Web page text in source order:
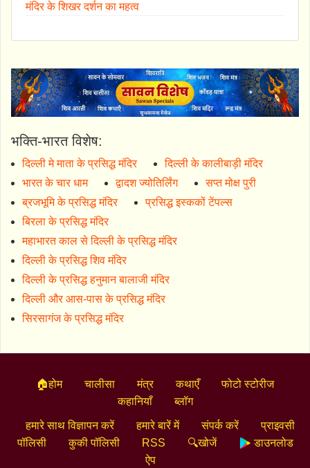
मंदिर के शिखर दर्शन का महत्व
भक्ति-भारत विशेष:
दिल्ली मे माता के प्रसिद्ध मंदिर
दिल्ली के कालीबाड़ी मंदिर
भारत के चार धाम
द्वादश ज्योतिर्लिंग
सप्त मोक्ष पुरी
ब्रजभूमि के प्रसिद्ध मंदिर
प्रसिद्ध इस्ककों टेंपल्स
बिरला के प्रसिद्ध मंदिर
महाभारत काल से दिल्ली के प्रसिद्ध मंदिर
दिल्ली के प्रसिद्ध शिव मंदिर
दिल्ली के प्रसिद्ध हनुमान बालाजी मंदिर
दिल्ली और आस-पास के प्रसिद्ध मंदिर
सिरसागंज के प्रसिद्ध मंदिर
🏠होम चालीसा मंत्र कथाएँ
फोटो स्टोरीज
कहानियाँ
ब्लॉग
हमारे साथ विज्ञापन करें हमारे बारें में संपर्क करें
प्राइवसी
पॉलिसी
कुकी पॉलिसी RSS 🔍खोजें
डाउनलोड
ऐप